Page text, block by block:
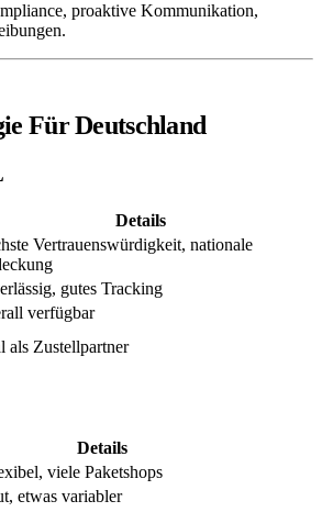
proaktive Kommunikation,
Für Deutschland
Details
Vertrauenswürdigkeit, nationale
gutes Tracking
verfügbar
als Zustellpartner
Details
viele Paketshops
etwas variabler